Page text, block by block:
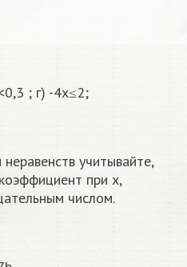
; г) -4x≤2;
учитывайте,
при x,
числом.